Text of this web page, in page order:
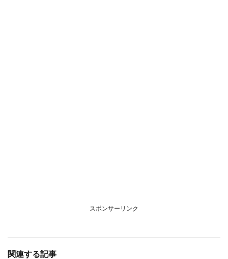
スポンサーリンク
関連する記事